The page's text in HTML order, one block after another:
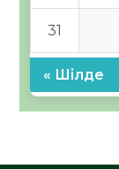
31
« Шілде